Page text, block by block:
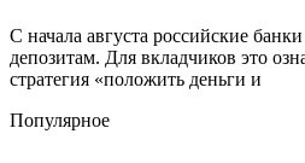
С начала августа российские
депозитам. Для вкладчиков это
стратегия «положить деньги и
Популярное